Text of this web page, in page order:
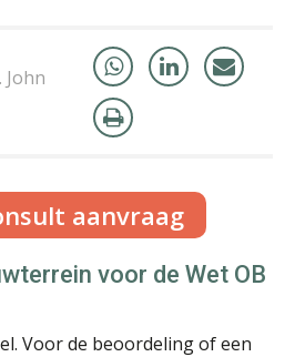
John
aanvraag
voor de Wet OB
Voor de beoordeling of een
Hans Eijkelenkamp